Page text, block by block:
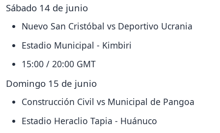
Sábado 14 de junio
Nuevo San Cristóbal vs Deportivo Ucrania
Estadio Municipal - Kimbiri
15:00 / 20:00 GMT
Domingo 15 de junio
Construcción Civil vs Municipal de Pangoa
Estadio Heraclio Tapia - Huánuco